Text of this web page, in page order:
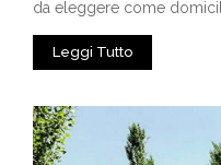
da eleggere come
Leggi Tutto